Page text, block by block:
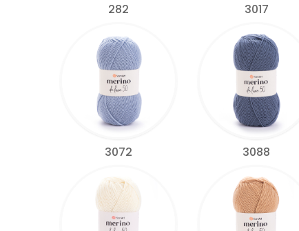
282 3017
3072 3088